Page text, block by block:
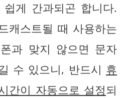
게 간과되곤 합니다.
캐스트될 때 사용하는
과 맞지 않으면 문자
수 있으니, 반드시 휴
간이 자동으로 설정되